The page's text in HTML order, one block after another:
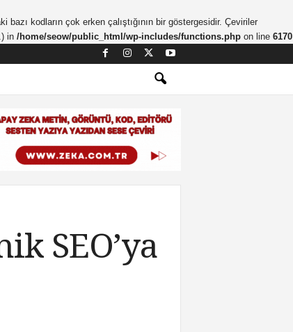
kodların çok erken çalıştığının bir göstergesidir. Çeviriler
in /home/seow/public_html/wp-includes/functions.php on line 6170
SEO’ya